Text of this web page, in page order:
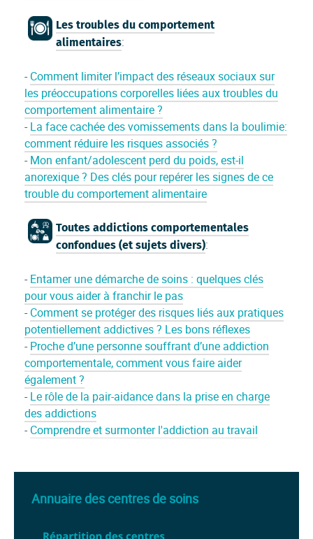
Les troubles du comportement
alimentaires:
- Comment limiter l’impact des réseaux sociaux sur
les préoccupations corporelles liées aux troubles du
comportement alimentaire ?
- La face cachée des vomissements dans la boulimie:
comment réduire les risques associés ?
- Mon enfant/adolescent perd du poids, est-il
anorexique ? Des clés pour repérer les signes de ce
trouble du comportement alimentaire
Toutes addictions comportementales
confondues (et sujets divers):
- Entamer une démarche de soins : quelques clés
pour vous aider à franchir le pas
- Comment se protéger des risques liés aux pratiques
potentiellement addictives ? Les bons réflexes
- Proche d’une personne souffrant d’une addiction
comportementale, comment vous faire aider
également ?
- Le rôle de la pair-aidance dans la prise en charge
des addictions
- Comprendre et surmonter l'addiction au travail
Annuaire des centres de soins